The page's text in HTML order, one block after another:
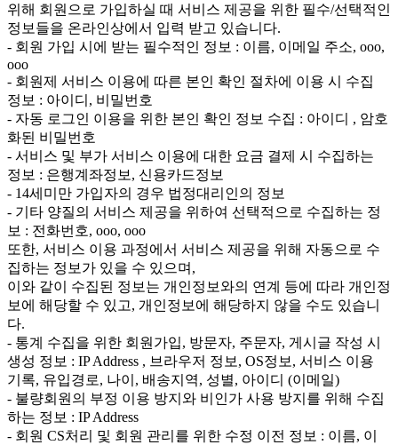
위해 회원으로 가입하실 때 서비스 제공을 위한 필수/선택적인
정보들을 온라인상에서 입력 받고 있습니다.
- 회원 가입 시에 받는 필수적인 정보 : 이름, 이메일 주소, ooo,
ooo
- 회원제 서비스 이용에 따른 본인 확인 절차에 이용 시 수집
정보 : 아이디, 비밀번호
- 자동 로그인 이용을 위한 본인 확인 정보 수집 : 아이디 , 암호
화된 비밀번호
- 서비스 및 부가 서비스 이용에 대한 요금 결제 시 수집하는
정보 : 은행계좌정보, 신용카드정보
- 14세미만 가입자의 경우 법정대리인의 정보
- 기타 양질의 서비스 제공을 위하여 선택적으로 수집하는 정
보 : 전화번호, ooo, ooo
또한, 서비스 이용 과정에서 서비스 제공을 위해 자동으로 수
집하는 정보가 있을 수 있으며,
이와 같이 수집된 정보는 개인정보와의 연계 등에 따라 개인정
보에 해당할 수 있고, 개인정보에 해당하지 않을 수도 있습니
다.
- 통계 수집을 위한 회원가입, 방문자, 주문자, 게시글 작성 시
생성 정보 : IP Address , 브라우저 정보, OS정보, 서비스 이용
기록, 유입경로, 나이, 배송지역, 성별, 아이디 (이메일)
- 불량회원의 부정 이용 방지와 비인가 사용 방지를 위해 수집
하는 정보 : IP Address
- 회원 CS처리 및 회원 관리를 위한 수정 이전 정보 : 이름, 이